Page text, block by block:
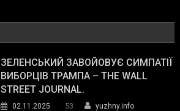
ЗЕЛЕНСЬКИЙ ЗАВОЙОВУЄ СИМПАТІЇ
ВИБОРЦІВ ТРАМПА – THE WALL
STREET JOURNAL.
02.11.2025 53
yuzhny.info